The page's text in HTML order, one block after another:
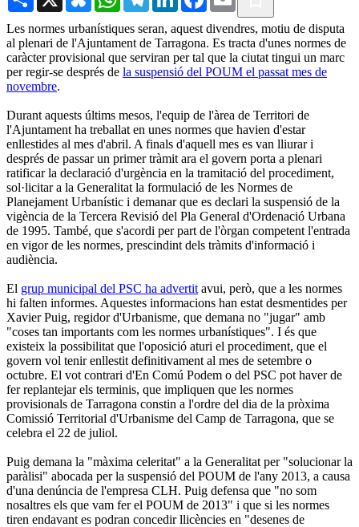
Les normes urbanístiques seran, aquest divendres, motiu de disputa
al plenari de l'Ajuntament de Tarragona. Es tracta d'unes normes de
caràcter provisional que serviran per tal que la ciutat tingui un marc
per regir-se després de la suspensió del POUM el passat mes de
novembre.
Durant aquests últims mesos, l'equip de l'àrea de Territori de
l'Ajuntament ha treballat en unes normes que havien d'estar
enllestides al mes d'abril. A finals d'aquell mes es van lliurar i
després de passar un primer tràmit ara el govern porta a plenari
ratificar la declaració d'urgència en la tramitació del procediment,
sol·licitar a la Generalitat la formulació de les Normes de
Planejament Urbanístic i demanar que es declari la suspensió de la
vigència de la Tercera Revisió del Pla General d'Ordenació Urbana
de 1995. També, que s'acordi per part de l'òrgan competent l'entrada
en vigor de les normes, prescindint dels tràmits d'informació i
audiència.
El grup municipal del PSC ha advertit avui, però, que a les normes
hi falten informes. Aquestes informacions han estat desmentides per
Xavier Puig, regidor d'Urbanisme, que demana no "jugar" amb
"coses tan importants com les normes urbanístiques". I és que
existeix la possibilitat que l'oposició aturi el procediment, que el
govern vol tenir enllestit definitivament al mes de setembre o
octubre. El vot contrari d'En Comú Podem o del PSC pot haver de
fer replantejar els terminis, que impliquen que les normes
provisionals de Tarragona constin a l'ordre del dia de la pròxima
Comissió Territorial d'Urbanisme del Camp de Tarragona, que se
celebra el 22 de juliol.
Puig demana la "màxima celeritat" a la Generalitat per "solucionar la
paràlisi" abocada per la suspensió del POUM de l'any 2013, a causa
d'una denúncia de l'empresa CLH. Puig defensa que "no som
nosaltres els que vam fer el POUM de 2013" i que si les normes
tiren endavant es podran concedir llicències en "desenes de